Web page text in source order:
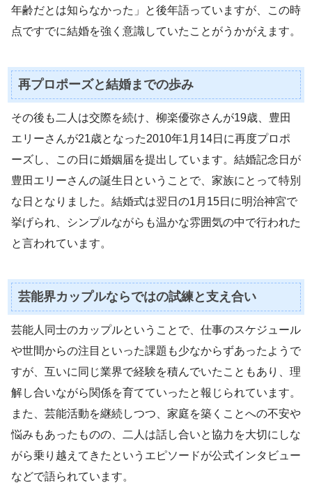
年齢だとは知らなかった」と後年語っていますが、この時
点ですでに結婚を強く意識していたことがうかがえます。
再プロポーズと結婚までの歩み
その後も二人は交際を続け、柳楽優弥さんが19歳、豊田
エリーさんが21歳となった2010年1月14日に再度プロポ
ーズし、この日に婚姻届を提出しています。結婚記念日が
豊田エリーさんの誕生日ということで、家族にとって特別
な日となりました。結婚式は翌日の1月15日に明治神宮で
挙げられ、シンプルながらも温かな雰囲気の中で行われた
と言われています。
芸能界カップルならではの試練と支え合い
芸能人同士のカップルということで、仕事のスケジュール
や世間からの注目といった課題も少なからずあったようで
すが、互いに同じ業界で経験を積んでいたこともあり、理
解し合いながら関係を育てていったと報じられています。
また、芸能活動を継続しつつ、家庭を築くことへの不安や
悩みもあったものの、二人は話し合いと協力を大切にしな
がら乗り越えてきたというエピソードが公式インタビュー
などで語られています。